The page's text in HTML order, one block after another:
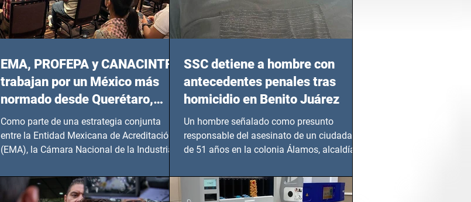
EMA, PROFEPA y CANACINTRA
trabajan por un México más
normado desde Querétaro,
Hidalgo y BCS
Como parte de una estrategia conjunta
entre la Entidad Mexicana de Acreditación
(EMA), la Cámara Nacional de la Industria
SSC detiene a hombre con
antecedentes penales tras
homicidio en Benito Juárez
Un hombre señalado como presunto
responsable del asesinato de un ciudadano
de 51 años en la colonia Álamos, alcaldía